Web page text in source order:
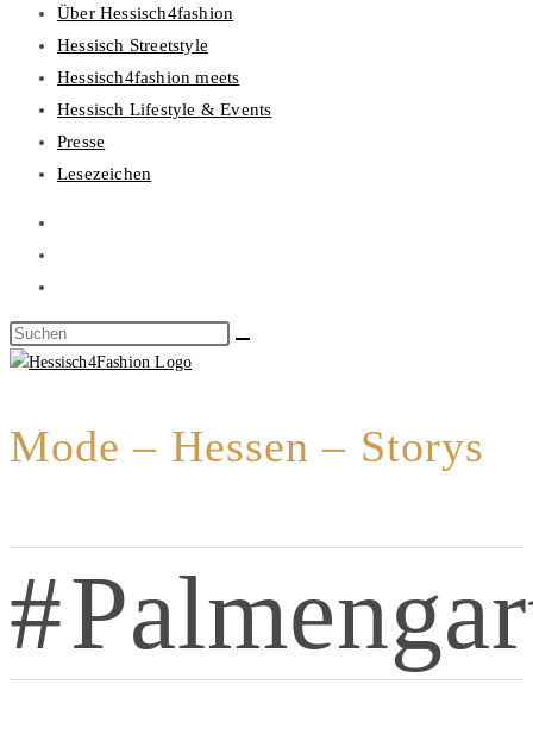
Über Hessisch4fashion
Hessisch Streetstyle
Hessisch4fashion meets
Hessisch Lifestyle & Events
Presse
Lesezeichen
Mode – Hessen – Storys